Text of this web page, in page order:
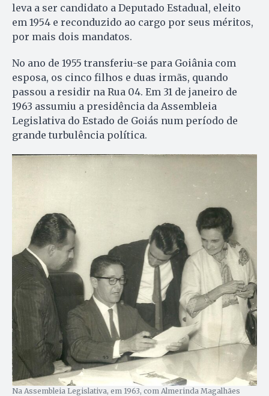
leva a ser candidato a Deputado Estadual, eleito
em 1954 e reconduzido ao cargo por seus méritos,
por mais dois mandatos.
No ano de 1955 transferiu-se para Goiânia com
esposa, os cinco filhos e duas irmãs, quando
passou a residir na Rua 04. Em 31 de janeiro de
1963 assumiu a presidência da Assembleia
Legislativa do Estado de Goiás num período de
grande turbulência política.
Na Assembleia Legislativa, em 1963, com Almerinda Magalhães